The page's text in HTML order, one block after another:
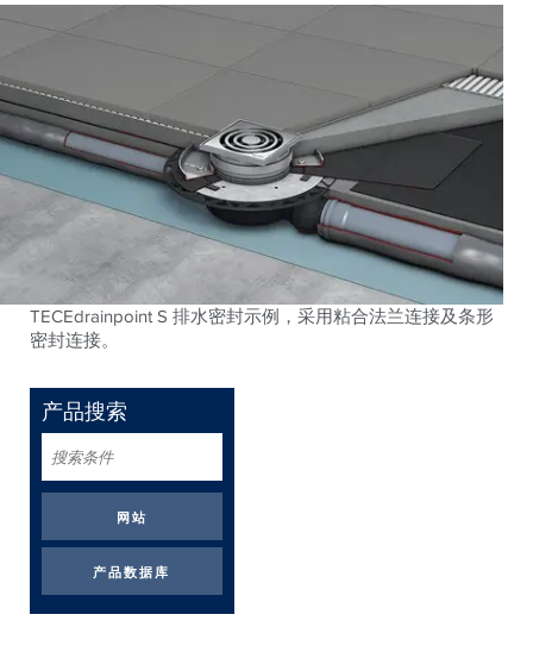
TECEdrainpoint S 排水密封示例，采用粘合法兰连接及条形
密封连接。
产品搜索
搜
索
条